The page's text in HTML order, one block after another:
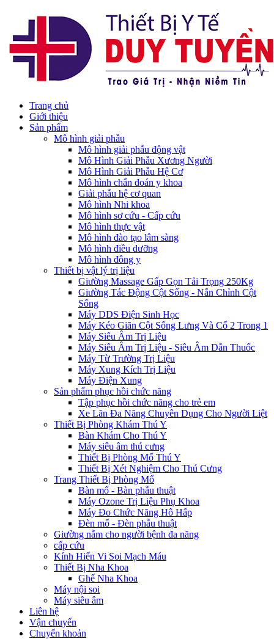
Trang chủ
Giới thiệu
Sản phẩm
Mô hình giải phẫu
Mô hình giải phẫu động vật
Mô Hình Giải Phẫu Xương Người
Mô Hình Giải Phẫu Hệ Cơ
Mô hình chẩn đoán y khoa
Giải phẫu hệ cơ quan
Mô hình Nhi khoa
Mô hình sơ cứu - Cấp cứu
Mô hình thực vật
Mô hình đào tạo lâm sàng
Mô hình điều dưỡng
Mô hình đông y
Thiết bị vật lý trị liệu
Giường Massage Gấp Gọn Tải Trọng 250Kg
Giường Tác Động Cột Sống - Nắn Chỉnh Cột
Sống
Máy DDS Điện Sinh Học
Máy Kéo Giãn Cột Sống Lưng Và Cổ 2 Trong 1
Máy Siêu Âm Trị Liệu
Máy Siêu Âm Trị Liệu - Siêu Âm Dẫn Thuốc
Máy Từ Trường Trị Liệu
Máy Xung Kích Trị Liệu
Máy Điện Xung
Sản phẩm phục hồi chức năng
Tập phục hồi chức năng cho trẻ em
Xe Lăn Đa Năng Chuyên Dụng Cho Người Liệt
Thiết Bị Phòng Khám Thú Y
Bàn Khám Cho Thú Y
Máy siêu âm thú cưng
Thiết Bị Phòng Mổ Thú Y
Thiết Bị Xét Nghiệm Cho Thú Cưng
Trang Thiết Bị Phòng Mổ
Bàn mổ - Bàn phẫu thuật
Máy Ozone Trị Liệu Phụ Khoa
Máy Đo Chức Năng Hô Hấp
Đèn mổ - Đèn phẫu thuật
Giường nằm cho người bệnh đa năng
cấp cứu
Kính Hiển Vi Soi Mạch Máu
Thiết Bị Nha Khoa
Ghế Nha Khoa
Máy nội soi
Máy siêu âm
Liên hệ
Vận chuyển
Chuyển khoản